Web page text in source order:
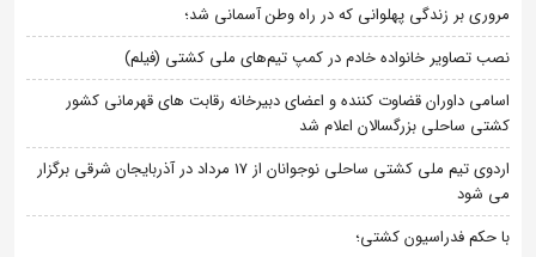
مروری بر زندگی پهلوانی که در راه وطن آسمانی شد؛
نصب تصاویر خانواده خادم در کمپ تیم‌های ملی کشتی (فیلم)
اسامی داوران قضاوت کننده و اعضای دبیرخانه رقابت های قهرمانی کشور
کشتی ساحلی بزرگسالان اعلام شد
اردوی تیم ملی کشتی ساحلی نوجوانان از 17 مرداد در آذربایجان شرقی برگزار
می شود
با حکم فدراسیون کشتی؛